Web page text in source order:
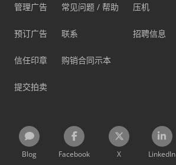
管理广告
预订广告
信任印章
提交拍卖
常见问题 / 帮助
联系
购销合同示本
压机
招聘信息
Blog Facebook X LinkedIn